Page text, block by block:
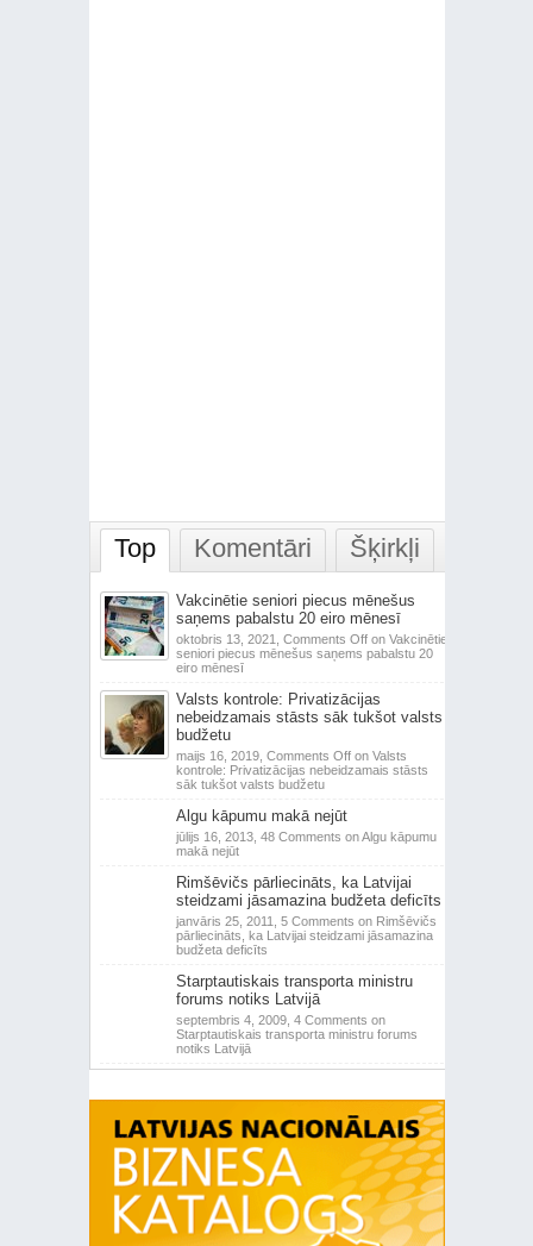
Top Komentāri Šķirkļi
Vakcinētie seniori piecus mēnešus
saņems pabalstu 20 eiro mēnesī
oktobris 13, 2021, Comments Offon Vakcinētie
seniori piecus mēnešus saņems pabalstu 20
eiro mēnesī
Valsts kontrole: Privatizācijas
nebeidzamais stāsts sāk tukšot valsts
budžetu
maijs 16, 2019, Comments Offon Valsts
kontrole: Privatizācijas nebeidzamais stāsts
sāk tukšot valsts budžetu
Algu kāpumu makā nejūt
jūlijs 16, 2013, 48 Comments on Algu kāpumu
makā nejūt
Rimšēvičs pārliecināts, ka Latvijai
steidzami jāsamazina budžeta deficīts
janvāris 25, 2011, 5 Comments on Rimšēvičs
pārliecināts, ka Latvijai steidzami jāsamazina
budžeta deficīts
Starptautiskais transporta ministru
forums notiks Latvijā
septembris 4, 2009, 4 Comments on
Starptautiskais transporta ministru forums
notiks Latvijā